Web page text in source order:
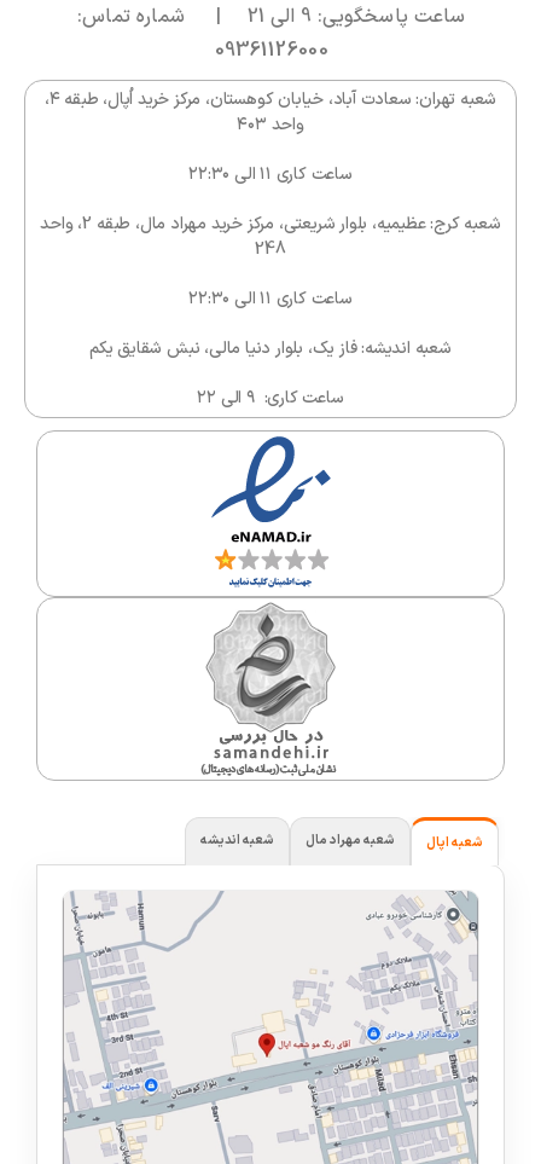
ساعت پاسخگویی: 9 الی 21 | شماره تماس:
09361126000
شعبه تهران: سعادت آباد، خیابان کوهستان، مرکز خرید اُپال، طبقه ۴،
واحد ۴۰۳
ساعت کاری ۱۱ الی ۲۲:۳۰
شعبه کرج: عظیمیه، بلوار شریعتی، مرکز خرید مهراد مال، طبقه 2، واحد
248
ساعت کاری ۱۱ الی ۲۲:۳۰
شعبه اندیشه: فاز یک، بلوار دنیا مالی، نبش شقایق یکم
ساعت کاری: ۹ الی ۲۲
شعبه اپال شعبه مهراد مال شعبه اندیشه